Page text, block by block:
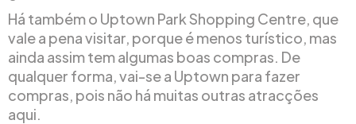
Há também o Uptown Park Shopping Centre, que
vale a pena visitar, porque é menos turístico, mas
ainda assim tem algumas boas compras. De
qualquer forma, vai-se a Uptown para fazer
compras, pois não há muitas outras atracções
aqui.